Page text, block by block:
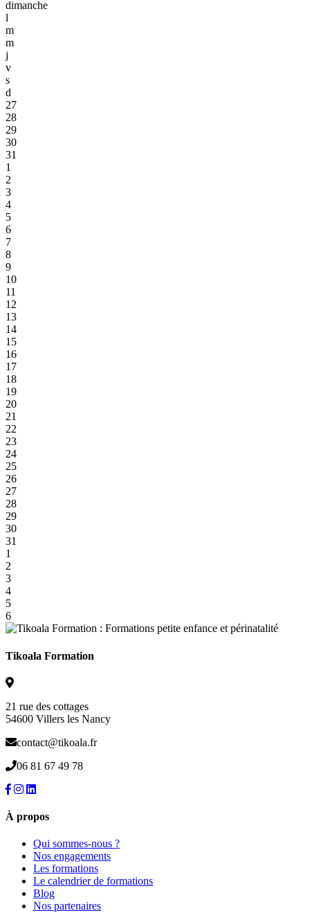
dimanche
l
m
m
j
v
s
d
27
28
29
30
31
1
2
3
4
5
6
7
8
9
10
11
12
13
14
15
16
17
18
19
20
21
22
23
24
25
26
27
28
29
30
31
1
2
3
4
5
6
Tikoala Formation
21 rue des cottages
54600 Villers les Nancy
contact@tikoala.fr
06 81 67 49 78
À propos
Qui sommes-nous ?
Nos engagements
Les formations
Le calendrier de formations
Blog
Nos partenaires